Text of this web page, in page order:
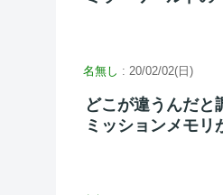
名無し : 20/02/02(日)
どこが違うんだと
ミッションメモリ